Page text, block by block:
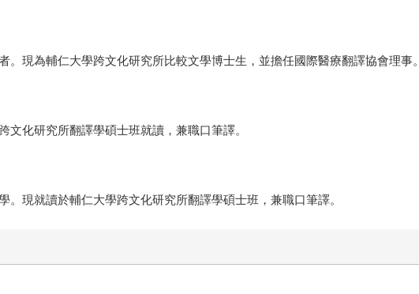
。現為輔仁大學跨文化研究所比較文學博士生，並擔任國際醫療翻譯協會理事。
化研究所翻譯學碩士班就讀，兼職口筆譯。
。現就讀於輔仁大學跨文化研究所翻譯學碩士班，兼職口筆譯。